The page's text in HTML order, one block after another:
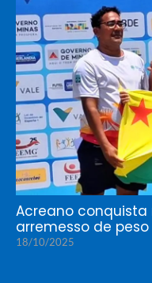
Acreano
arremesso de peso
18/10/2025